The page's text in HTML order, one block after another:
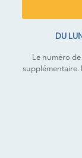
DU
Le numéro
supplémentaire.